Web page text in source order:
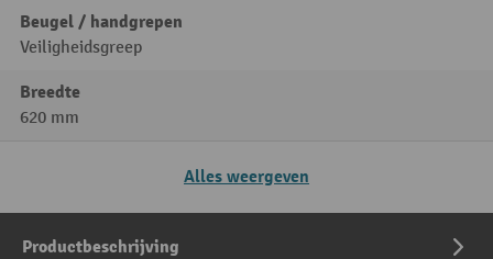
Beugel / handgrepen
Veiligheidsgreep
Breedte
620 mm
Alles weergeven
Productbeschrijving